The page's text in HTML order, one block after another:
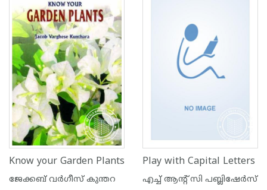
Know your Garden Plants
ജേക്കബ്‌ വര്‍ഗീസ്‌ കുന്തറ
Play with Capital Letters
എച്ച് ആന്റ്‌ സി പബ്ലിഷേര്‍സ്